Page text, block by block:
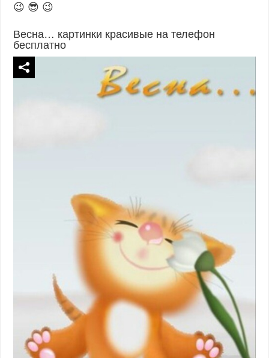
😉 😎 😉
Весна… картинки красивые на телефон
бесплатно